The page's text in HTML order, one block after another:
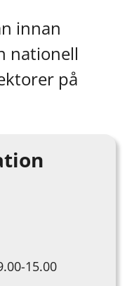
innan
nationell
på
15.00